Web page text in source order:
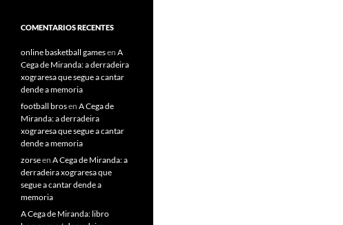
COMENTARIOS RECENTES
online basketball gamesen A
Cega de Miranda: a derradeira
xograresa que segue a cantar
dende a memoria
football brosen A Cega de
Miranda: a derradeira
xograresa que segue a cantar
dende a memoria
zorseen A Cega de Miranda: a
derradeira xograresa que
segue a cantar dende a
memoria
A Cega de Miranda: libro